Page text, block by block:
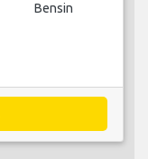
Bensin